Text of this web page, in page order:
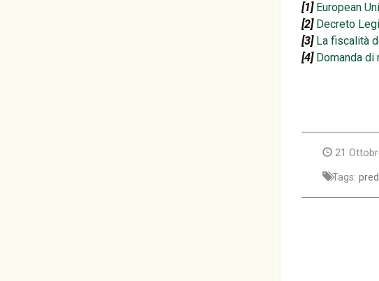
[1] European
[2] Decreto
[3] La fiscalità
[4] Domanda
21
Tags: